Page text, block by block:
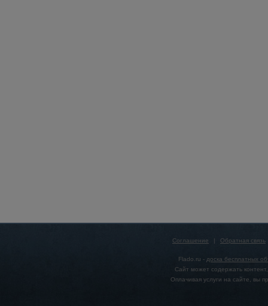
Соглашение | Обратная связь
Flado.ru - доска бесплатных
Сайт может содержать
Оплачивая услуги на сайте, вы